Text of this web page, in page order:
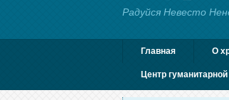
Радуйся Невесто
Главная О
Центр